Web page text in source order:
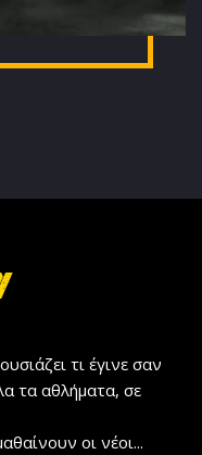
τι έγινε σαν
τα αθλήματα, σε
οι νέοι...